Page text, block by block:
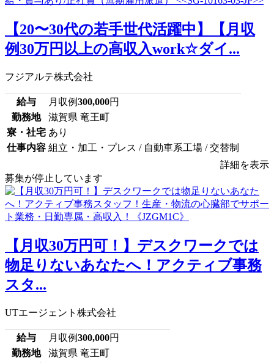
【20〜30代の若手世代活躍中】【月収
例30万円以上の高収入work☆ダイ...
フジアルテ株式会社
給与 月収例300,000円
勤務地
滋賀県 竜王町
寮・社宅 あり
仕事内容 組立・加工・プレス / 自動車系工場 / 交替制
詳細を表示
募集が停止しています
【月収30万円可！】デスクワークでは
物足りないあなたへ！アクティブ事務
スタ...
UTエージェント株式会社
給与 月収例300,000円
勤務地
滋賀県 竜王町